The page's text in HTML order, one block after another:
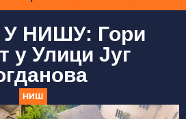
НИШУ: Гори
у Улици Југ
НИШ